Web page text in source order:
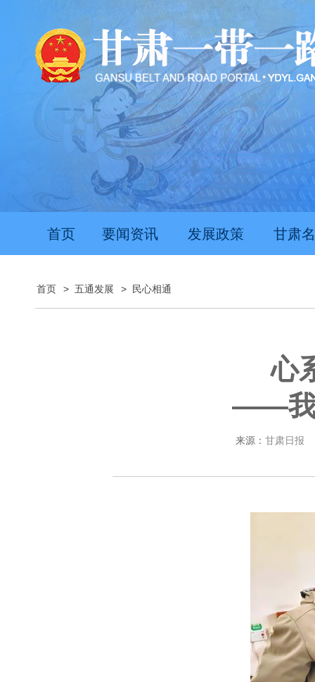
首页 要闻资讯 发展政策 甘肃
首页 > 五通发展 > 民心相通
心
——我
来源： 甘肃日报